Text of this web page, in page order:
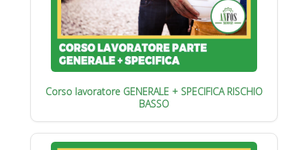
Corso lavoratore GENERALE + SPECIFICA RISCHIO
BASSO